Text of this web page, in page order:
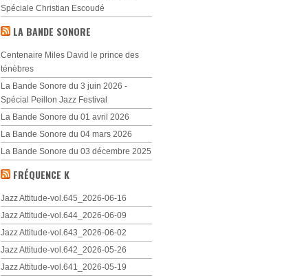
Spéciale Christian Escoudé
LA BANDE SONORE
Centenaire Miles David le prince des
ténèbres
La Bande Sonore du 3 juin 2026 -
Spécial Peillon Jazz Festival
La Bande Sonore du 01 avril 2026
La Bande Sonore du 04 mars 2026
La Bande Sonore du 03 décembre 2025
FRÉQUENCE K
Jazz Attitude-vol.645_2026-06-16
Jazz Attitude-vol.644_2026-06-09
Jazz Attitude-vol.643_2026-06-02
Jazz Attitude-vol.642_2026-05-26
Jazz Attitude-vol.641_2026-05-19